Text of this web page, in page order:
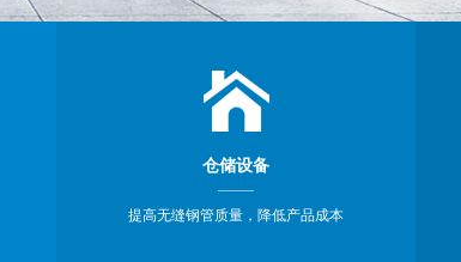
仓储设备
提高无缝钢管质量，降低产品成本